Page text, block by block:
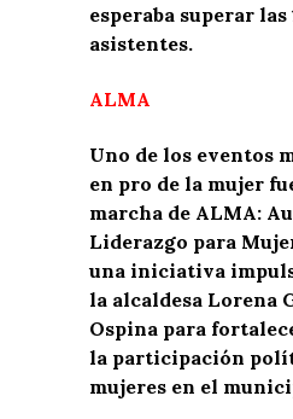
esperaba superar las
asistentes.
ALMA
Uno de los eventos
en pro de la mujer
marcha de ALMA:
Liderazgo para
una iniciativa
la alcaldesa Lorena
Ospina para
la participación
mujeres en el